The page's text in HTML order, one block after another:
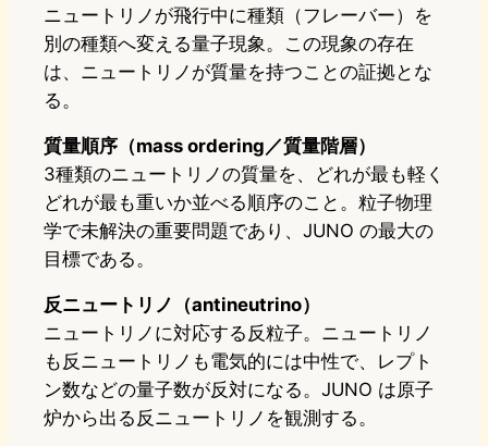
ニュートリノが飛行中に種類（フレーバー）を
別の種類へ変える量子現象。この現象の存在
は、ニュートリノが質量を持つことの証拠とな
る。
質量順序（mass ordering／質量階層）
3種類のニュートリノの質量を、どれが最も軽く
どれが最も重いか並べる順序のこと。粒子物理
学で未解決の重要問題であり、JUNO の最大の
目標である。
反ニュートリノ（antineutrino）
ニュートリノに対応する反粒子。ニュートリノ
も反ニュートリノも電気的には中性で、レプト
ン数などの量子数が反対になる。JUNO は原子
炉から出る反ニュートリノを観測する。